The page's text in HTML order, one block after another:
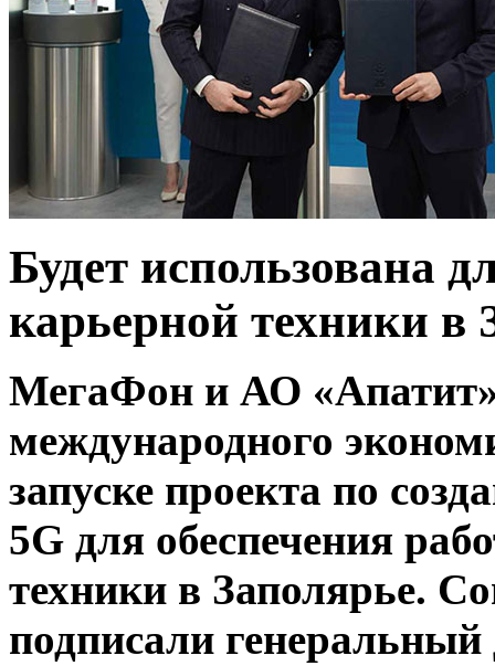
Будет использована
карьерной техники в
МегаФон и АО «Апатит»
международного
запуске проекта по
5G для обеспечения
техники в Заполярье.
подписали